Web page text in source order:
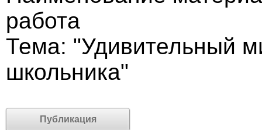
работа
Тема: "Удивительный
школьника"
Публикация